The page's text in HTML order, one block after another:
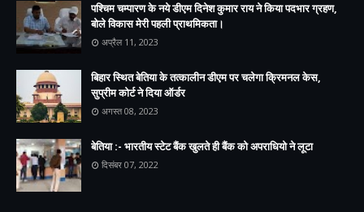
पश्चिम चम्पारण के नये डीएम दिनेश कुमार राय ने किया पदभार ग्रहण,
बोले विकास मेरी पहली प्राथमिकता।
अप्रैल 11, 2023
बिहार स्थित बेतिया के तत्कालीन डीएम पर चलेगा क्रिमनल केस,
सुप्रीम कोर्ट ने दिया ऑर्डर
अगस्त 08, 2023
बेतिया :- भारतीय स्टेट बैंक खुलते ही बैंक को अपराधियो ने लूटा
दिसंबर 07, 2022